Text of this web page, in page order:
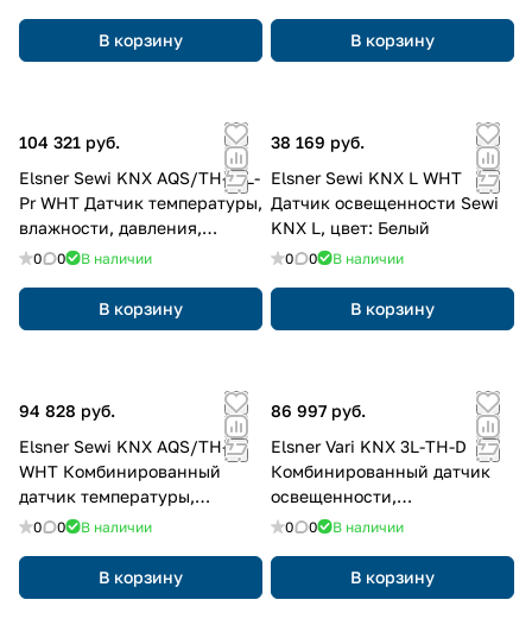
выход 230 В~/8Вт, ручное
управление, LED индикация
В корзину В корзину
104 321 руб.
Elsner Sewi KNX AQS/TH-D L-
Pr WHT Датчик температуры,
влажности, давления,
качества (CO2) воздуха,
присутствия Sewi KNX, цвет:
Белый
0 0 В наличии
В корзину
38 169 руб.
Elsner Sewi KNX L WHT
Датчик освещенности Sewi
KNX L, цвет: Белый
0 0 В наличии
В корзину
94 828 руб.
Elsner Sewi KNX AQS/TH-D
WHT Комбинированный
датчик температуры,
влажности, давления и
0 0 В наличии
В корзину
86 997 руб.
Elsner Vari KNX 3L-TH-D
Комбинированный датчик
освещенности,
температуры, влажности и
0 0 В наличии
В корзину